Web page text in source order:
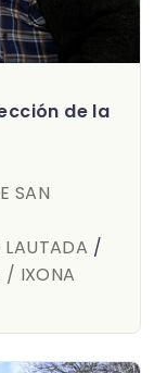
de la
SAN
/
/ IXONA